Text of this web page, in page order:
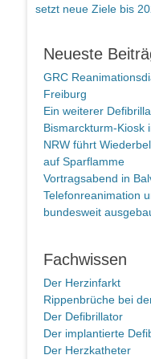
setzt neue Ziele bis
Neueste
GRC
Freiburg
Ein weiterer
Bismarckturm-Kiosk
NRW führt
auf Sparflamme
Vortragsabend in
Telefonreanimation
bundesweit
Fachwissen
Der Herzinfarkt
Rippenbrüche bei
Der Defibrillator
Der implantierte
Der Herzkatheter